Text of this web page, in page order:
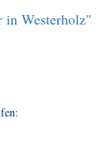
in Westerholz"